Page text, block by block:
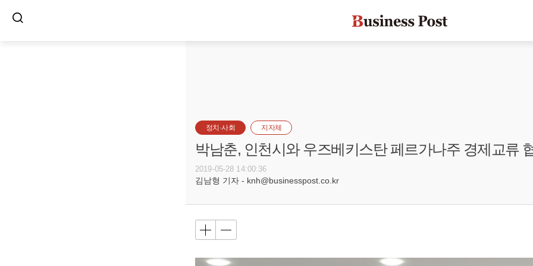
정치·사회 지자체
박남춘, 인천시와 우즈베키스탄 페르가나주 경제교류
2019-05-28 14:00:36
김남형 기자 - knh@businesspost.co.kr